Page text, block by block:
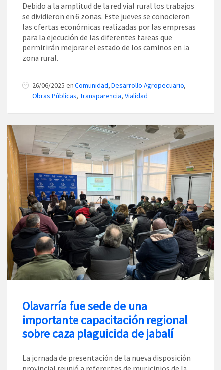
Debido a la amplitud de la red vial rural los trabajos
se dividieron en 6 zonas. Este jueves se conocieron
las ofertas económicas realizadas por las empresas
para la ejecución de las diferentes tareas que
permitirán mejorar el estado de los caminos en la
zona rural.
26/06/2025 en Comunidad, Desarrollo Agropecuario,
Obras Públicas, Transparencia, Vialidad
Olavarría fue sede de una
importante capacitación regional
sobre caza plaguicida de jabalí
La jornada de presentación de la nueva disposición